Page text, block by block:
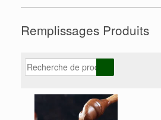
Remplissages Produits